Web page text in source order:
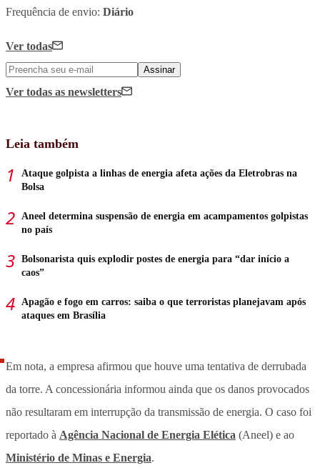
Frequência de envio: Diário
Ver todas
Assinar
Ver todas as newsletters
Leia também
Ataque golpista a linhas de energia afeta ações da Eletrobras na
Bolsa
Aneel determina suspensão de energia em acampamentos golpistas
no país
Bolsonarista quis explodir postes de energia para “dar início a
caos”
Apagão e fogo em carros: saiba o que terroristas planejavam após
ataques em Brasília
Em nota, a empresa afirmou que houve uma tentativa de derrubada
da torre. A concessionária informou ainda que os danos provocados
não resultaram em interrupção da transmissão de energia. O caso foi
reportado à Agência Nacional de Energia Elética (Aneel) e ao
Ministério de Minas e Energia.